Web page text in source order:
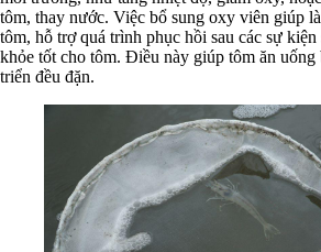
tôm, thay nước. Việc bổ sung oxy viên giúp
tôm, hỗ trợ quá trình phục hồi sau các sự
khỏe tốt cho tôm. Điều này giúp tôm ăn
triển đều đặn.